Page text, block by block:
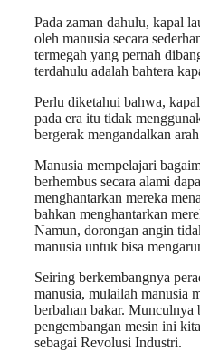
Pada zaman dahulu, kapal
oleh manusia secara
termegah yang pernah
terdahulu adalah bahtera
Perlu diketahui bahwa,
pada era itu tidak
bergerak mengandalkan
Manusia mempelajari
berhembus secara alami
menghantarkan mereka
bahkan menghantarkan
Namun, dorongan angin
manusia untuk bisa
Seiring berkembangnya
manusia, mulailah manusia
berbahan bakar. Munculnya
pengembangan mesin ini
sebagai Revolusi Industri.